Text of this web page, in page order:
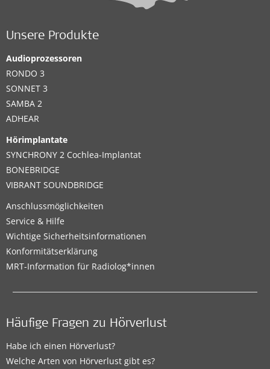
Unsere Produkte
Audioprozessoren
RONDO 3
SONNET 3
SAMBA 2
ADHEAR
Hörimplantate
SYNCHRONY 2 Cochlea-Implantat
BONEBRIDGE
VIBRANT SOUNDBRIDGE
Anschlussmöglichkeiten
Service & Hilfe
Wichtige Sicherheitsinformationen
Konformitätserklärung
MRT-Information für Radiolog*innen
Häufige Fragen zu Hörverlust
Habe ich einen Hörverlust?
Welche Arten von Hörverlust gibt es?